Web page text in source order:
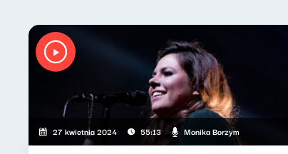
27 kwietnia 2024 55:13 Monika Borzym